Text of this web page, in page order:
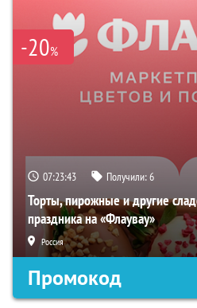
-20%
07:23:42 Получили:6
Торты, пирожные и другие
праздника на «Флаувау»
Россия
Промокод